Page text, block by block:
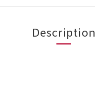
Description